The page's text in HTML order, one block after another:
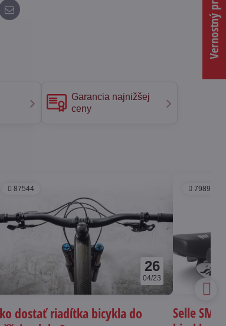
87544
26
04/23
dostať riadítka bicykla do
79897
Selle
E-
mail
Garancia najnižšej
ceny